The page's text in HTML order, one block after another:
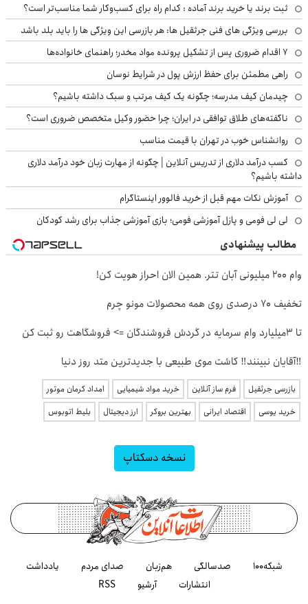
ثبت برند یا خرید برند آماده : کدام راه برای کسب‌وکار شما مناسب‌تر است؟
بررسی ویژگی های فنی جرثقیل ها: هر بازرسی این ویژگی ها را باید بلد باشد
۷ اقدام ضروری پس از تشکیل پرونده مواد مخدر؛ راهنمای خانواده‌ها
راهی مطمئن برای حفظ ارزش پول در شرایط نوسان
چیدمان کیف مدرسه؛ چگونه یک کیف مرتب و سبک داشته باشیم؟
ناگفته‌های طلاق توافقی در ایران؛ چرا حضور وکیل متخصص ضروری است؟
روانشناس خوب در تهران با قیمت مناسب
کسب درآمد دلاری از تدریس آنلاین | چگونه از مهارت زبان خود درآمد دلاری
داشته باشیم؟
آموزش نکات مهم قبل از خرید فالوور اینستاگرام
لی لی فومی و پازل آموزشی فومی؛ بازی آموزشی جذاب برای رشد کودکان
مطالب پیشنهادی
وام 200 میلیونی آبان تتر. همین الان احراز هویت کن!
تخفیف 70 درصدی روی همه محصولات مونو چرم
تا 3میلیارد وام سرمایه در گردش فروشندگان => فروشگاهت رو ثبت کن
‼️آقایان نبینند‼️ کاشت موی طبیعی با جدیدترین متد روز دنیا
بازرسی جرثقیل فرم ساز آنلاین خرید مواد شیمیایی
امداد کرمان موتور
خرید یوسی
اقتصاد ایرانی بهترین بروکر ارز دیجیتال بلیط اتوبوس
نسخه دسکتاپ
شبکه۱۰۰ صدسالگی هم‌زبان صدای مردم
یادداشت
انتشارات
آرشیو RSS